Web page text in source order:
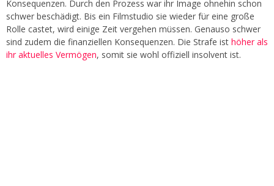
Konsequenzen. Durch den Prozess war ihr Image ohnehin schon
schwer beschädigt. Bis ein Filmstudio sie wieder für eine große
Rolle castet, wird einige Zeit vergehen müssen. Genauso schwer
sind zudem die finanziellen Konsequenzen. Die Strafe ist höher als
ihr aktuelles Vermögen, somit sie wohl offiziell insolvent ist.